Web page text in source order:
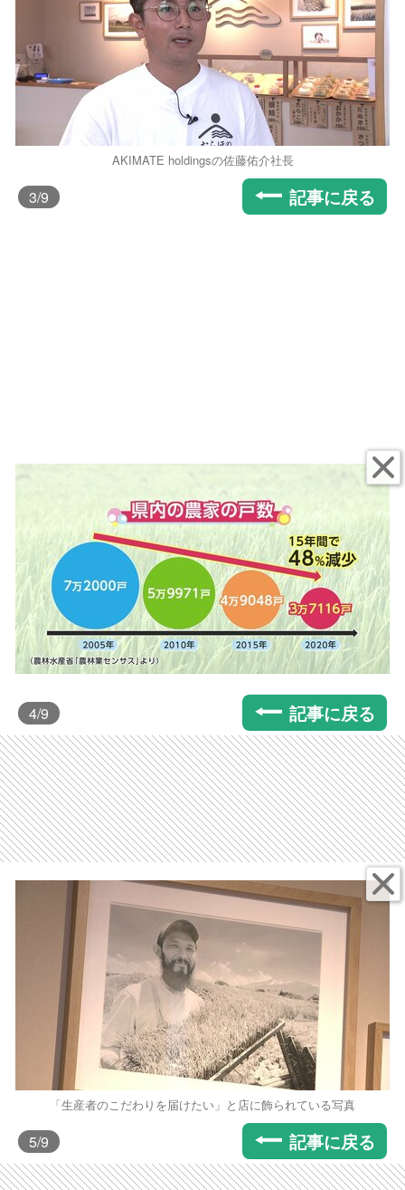
AKIMATE holdingsの佐藤佑介社長
3/9 記事に戻る
4/9 記事に戻る
「生産者のこだわりを届けたい」と店に飾られている写真
5/9 記事に戻る